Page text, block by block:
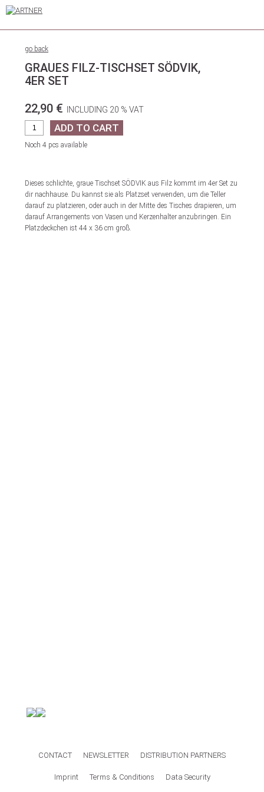
go back
GRAUES FILZ-TISCHSET SÖDVIK,
4ER SET
22,90 €
INCLUDING 20 % VAT
Noch 4 pcs available
Dieses schlichte, graue Tischset SÖDVIK aus Filz kommt im 4er Set zu
dir nachhause. Du kannst sie als Platzset verwenden, um die Teller
darauf zu platzieren, oder auch in der Mitte des Tisches drapieren, um
darauf Arrangements von Vasen und Kerzenhalter anzubringen. Ein
Platzdeckchen ist 44 x 36 cm groß.
CONTACT NEWSLETTER DISTRIBUTION PARTNERS
Imprint Terms & Conditions Data Security